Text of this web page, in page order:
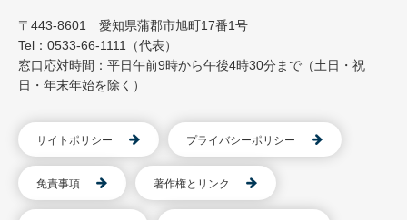
〒443-8601 愛知県蒲郡市旭町17番1号
Tel：0533-66-1111（代表）
窓口応対時間：平日午前9時から午後4時30分まで（土日・祝
日・年末年始を除く）
サイトポリシー プライバシーポリシー
免責事項 著作権とリンク